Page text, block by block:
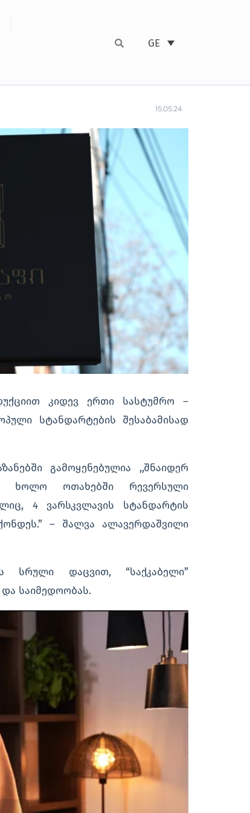
GE
15.05.24
კიდევ ერთი სასტუმრო –
სტანდარტების შესაბამისად
გამოყენებულია ,,შნაიდერ
ხოლო ოთახებში რევერსული
4 ვარსკვლავის სტანდარტის
– შალვა ალავერდაშვილი
სრული დაცვით, “საქკაბელი”
საიმედოობას.